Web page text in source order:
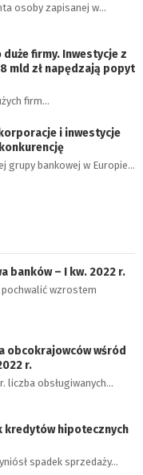
osoby zapisanej w…
firmy. Inwestycje z
mld zł napędzają popyt
firm…
i inwestycje
grupy bankowej w Europie…
banków – I kw. 2022 r.
wzrostem
obcokrajowców wśród
r.
liczba obsługiwanych…
kredytów hipotecznych
spadek sprzedaży…